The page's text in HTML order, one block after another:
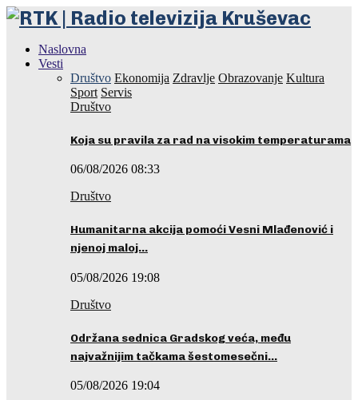
Naslovna
Vesti
Društvo Ekonomija Zdravlje Obrazovanje Kultura
Sport Servis
Društvo
Koja su pravila za rad na visokim temperaturama
06/08/2026 08:33
Društvo
Humanitarna akcija pomoći Vesni Mlađenović i
njenoj maloj…
05/08/2026 19:08
Društvo
Održana sednica Gradskog veća, među
najvažnijim tačkama šestomesečni…
05/08/2026 19:04